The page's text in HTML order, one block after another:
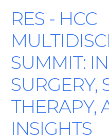
RES - HCC
SUMMIT:
SURGERY,
THERAPY,
INSIGHTS